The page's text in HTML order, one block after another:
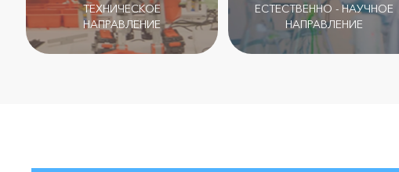
ТЕХНИЧЕСКОЕ
НАПРАВЛЕНИЕ
ЕСТЕСТВЕННО - НАУЧНОЕ
НАПРАВЛЕНИЕ